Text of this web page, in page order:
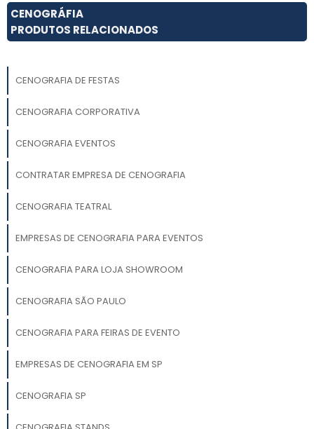
eficiência e estilo.
CENOGRÁFIA
PRODUTOS RELACIONADOS
CENOGRAFIA DE FESTAS
CENOGRAFIA CORPORATIVA
CENOGRAFIA EVENTOS
CONTRATAR EMPRESA DE CENOGRAFIA
CENOGRAFIA TEATRAL
EMPRESAS DE CENOGRAFIA PARA EVENTOS
CENOGRAFIA PARA LOJA SHOWROOM
CENOGRAFIA SÃO PAULO
CENOGRAFIA PARA FEIRAS DE EVENTO
EMPRESAS DE CENOGRAFIA EM SP
CENOGRAFIA SP